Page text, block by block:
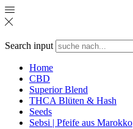
Search input
Home
CBD
Superior Blend
THCA Blüten & Hash
Seeds
Sebsi | Pfeife aus Marokko